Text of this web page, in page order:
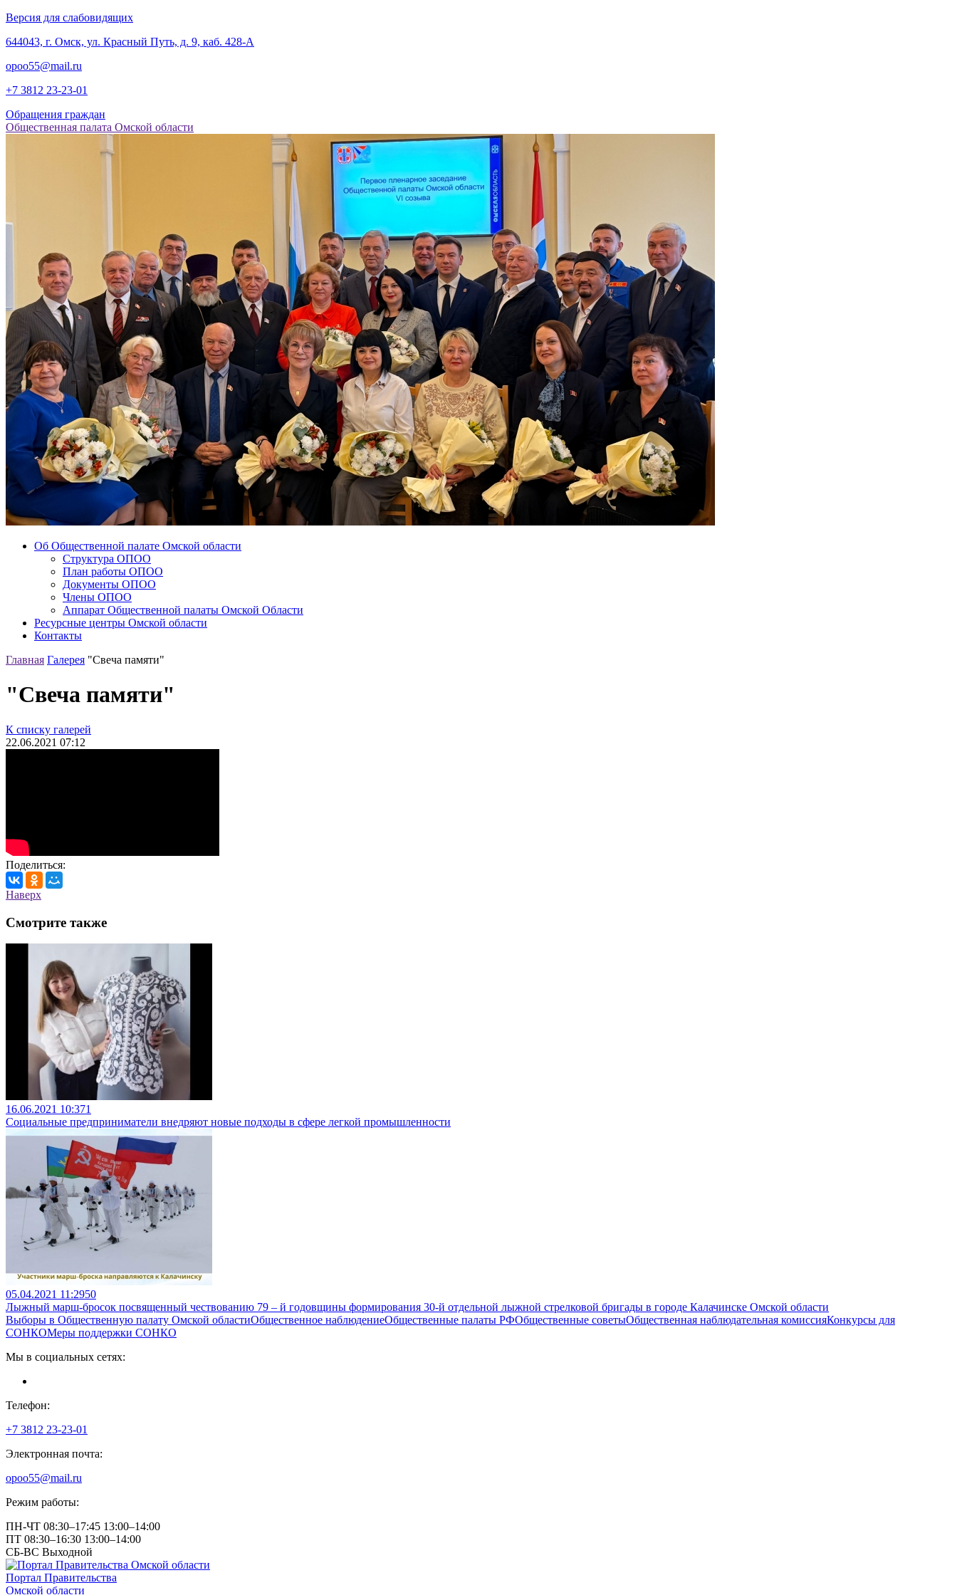
Версия для слабовидящих
‎644043, г. Омск, ул. Красный Путь, д. 9, каб. 428-А
opoo55@mail.ru
+7 3812 23-23-01
Обращения граждан
Общественная палата Омской области
Об Общественной палате Омской области
Структура ОПОО
План работы ОПОО
Документы ОПОО
Члены ОПОО
Аппарат Общественной палаты Омской Области
Ресурсные центры Омской области
Контакты
Главная Галерея "Свеча памяти"
"Свеча памяти"
К списку галерей
22.06.2021 07:12
Поделиться:
Наверх
Смотрите также
16.06.2021 10:371
Социальные предприниматели внедряют новые подходы в сфере легкой промышленности
05.04.2021 11:2950
Лыжный марш-бросок посвященный чествованию 79 – й годовщины формирования 30-й отдельной лыжной стрелковой бригады в городе Калачинске Омской области
Выборы в Общественную палату Омской областиОбщественное наблюдениеОбщественные палаты РФОбщественные советыОбщественная наблюдательная комиссияКонкурсы для
СОНКОМеры поддержки СОНКО
Мы в социальных сетях:
Телефон:
+7 3812 23-23-01
Электронная почта:
opoo55@mail.ru
Режим работы:
ПН-ЧТ 08:30–17:45 13:00–14:00
ПТ 08:30–16:30 13:00–14:00
СБ-ВС Выходной
Портал Правительства
Омской области